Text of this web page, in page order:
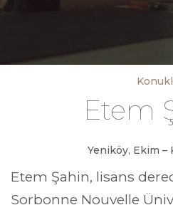
Etem
Yeniköy, Ekim –
Etem Şahin, lisans
Sorbonne Nouvelle